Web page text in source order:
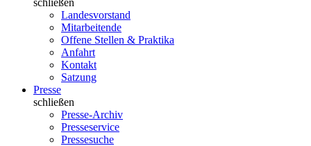
schließen
Landesvorstand
Mitarbeitende
Offene Stellen & Praktika
Anfahrt
Kontakt
Satzung
Presse
schließen
Presse-Archiv
Presseservice
Pressesuche